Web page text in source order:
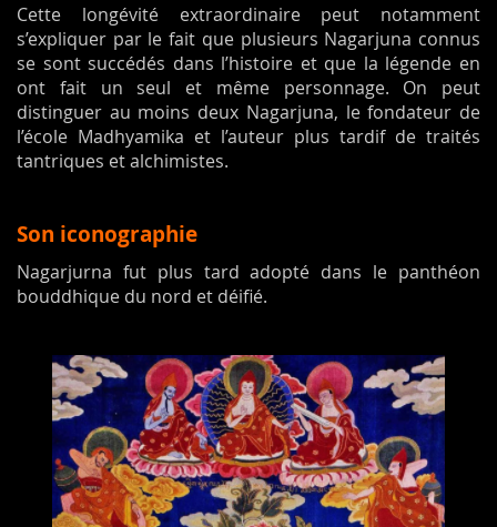
Cette longévité extraordinaire peut notamment
s’expliquer par le fait que plusieurs Nagarjuna connus
se sont succédés dans l’histoire et que la légende en
ont fait un seul et même personnage. On peut
distinguer au moins deux Nagarjuna, le fondateur de
l’école Madhyamika et l’auteur plus tardif de traités
tantriques et alchimistes.
Son iconographie
Nagarjurna fut plus tard adopté dans le panthéon
bouddhique du nord et déifié.